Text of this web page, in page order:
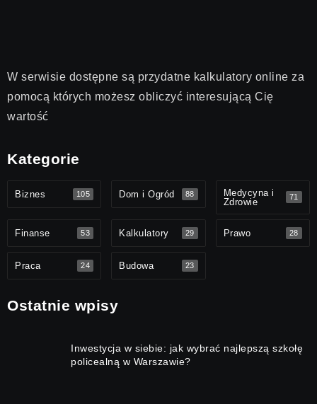
W serwisie dostępne są przydatne kalkulatory online za
pomocą których możesz obliczyć interesującą Cię
wartość
Kategorie
Biznes 105 Dom i Ogród 88
Medycyna i
Zdrowie
71
Finanse 53 Kalkulatory 29 Prawo 28
Praca 24 Budowa 23
Ostatnie wpisy
Inwestycja w siebie: jak wybrać najlepszą szkołę
policealną w Warszawie?